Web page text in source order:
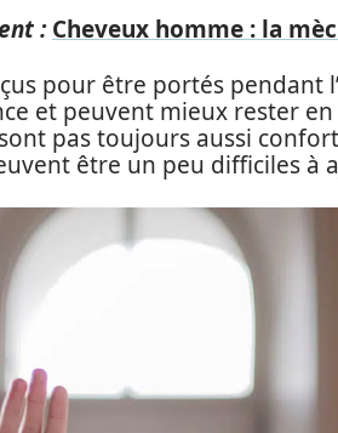
: Cheveux homme : la
pour être portés pendant
et peuvent mieux rester en
pas toujours aussi
être un peu difficiles à